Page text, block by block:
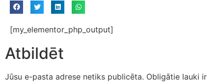
[my_elementor_php_output]
Atbildēt
Jūsu e-pasta adrese netiks publicēta. Obligātie lauki ir